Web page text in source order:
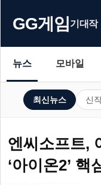
GG게임기대작
뉴스 모바일
최신뉴스 신
엔씨소프트,
‘아이온2’ 핵